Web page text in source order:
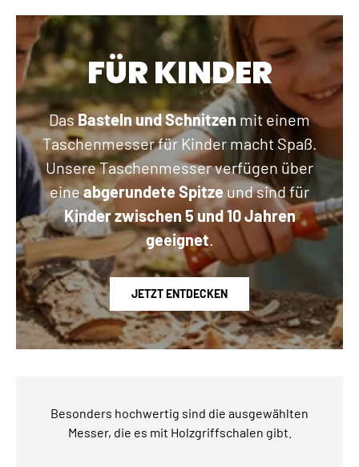
FÜR KINDER
DasBasteln und Schnitzen mit einem
Taschenmesser für Kinder macht Spaß.
Unsere Taschenmesser verfügen über
eine abgerundete Spitze und sind für
Kinder zwischen 5 und 10 Jahren
geeignet.
JETZT ENTDECKEN
Besonders hochwertig sind die ausgewählten
Messer, die es mit Holzgriffschalen gibt.